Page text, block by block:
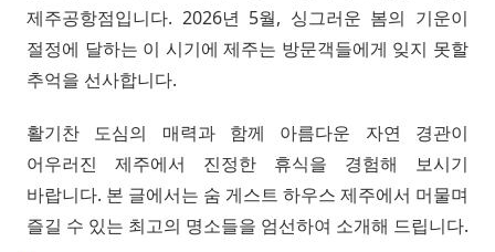
제주공항점입니다. 2026년 5월, 싱그러운 봄의 기운이
절정에 달하는 이 시기에 제주는 방문객들에게 잊지 못할
추억을 선사합니다.
활기찬 도심의 매력과 함께 아름다운 자연 경관이
어우러진 제주에서 진정한 휴식을 경험해 보시기
바랍니다. 본 글에서는 숨 게스트 하우스 제주에서 머물며
즐길 수 있는 최고의 명소들을 엄선하여 소개해 드립니다.